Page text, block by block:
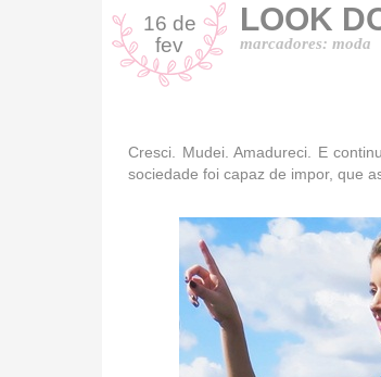
16 de
fev
LOOK
marcadores: moda
Cresci. Mudei. Amadureci. E
sociedade foi capaz de impor, que